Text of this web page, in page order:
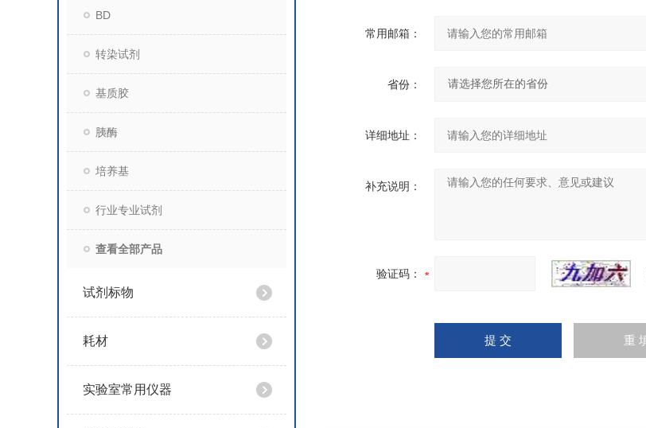
BD
转染试剂
基质胶
胰酶
培养基
行业专业试剂
查看全部产品
试剂标物
耗材
实验室常用仪器
常用邮箱：
省份：
详细地址：
补充说明：
验证码：